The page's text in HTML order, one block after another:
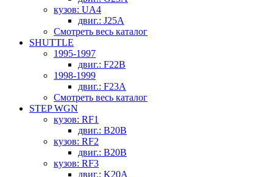
кузов: UA4
двиг.: J25A
Смотреть весь каталог
SHUTTLE
1995-1997
двиг.: F22B
1998-1999
двиг.: F23A
Смотреть весь каталог
STEP WGN
кузов: RF1
двиг.: B20B
кузов: RF2
двиг.: B20B
кузов: RF3
двиг.: K20A